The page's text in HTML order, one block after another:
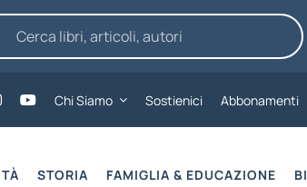
Chi Siamo Sostienici Abbonamenti
STORIA FAMIGLIA & EDUCAZIONE